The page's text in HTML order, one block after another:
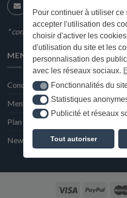
Pour continuer à utiliser ce
accepter l'utilisation des
choisir d'activer les
d'utilisation du site et les
personnalisation des
avec les réseaux sociaux.
Fonctionnalités du site
Fonctionnalités du
Statistiques anonymes
Statistiques
Publicité et réseaux
Publicité et réseaux
Tout autoriser
* condition en magasin
MENU
Conditions générales de ventes
Mentions Légales et Politique de
Plan du site
Newsletter de la Maison Deffès